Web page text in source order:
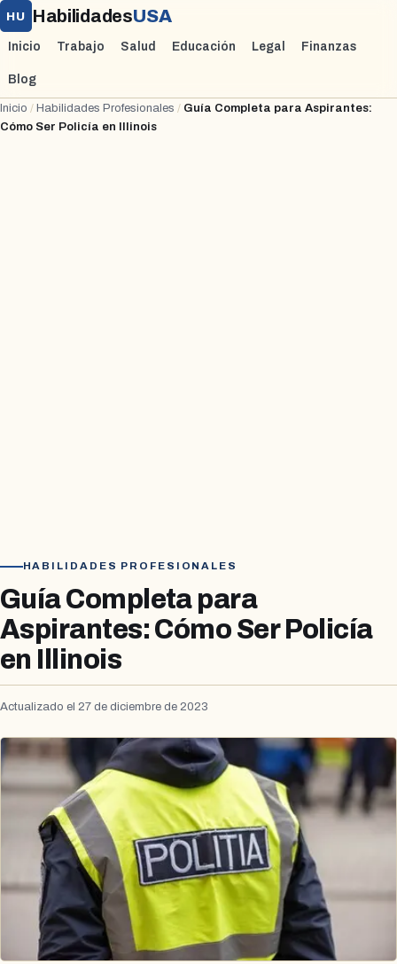
HU HabilidadesUSA
Inicio Trabajo Salud Educación Legal Finanzas
Blog
Inicio / Habilidades Profesionales / Guía Completa para Aspirantes:
Cómo Ser Policía en Illinois
HABILIDADES PROFESIONALES
Guía Completa para
Aspirantes: Cómo Ser Policía
en Illinois
Actualizado el 27 de diciembre de 2023